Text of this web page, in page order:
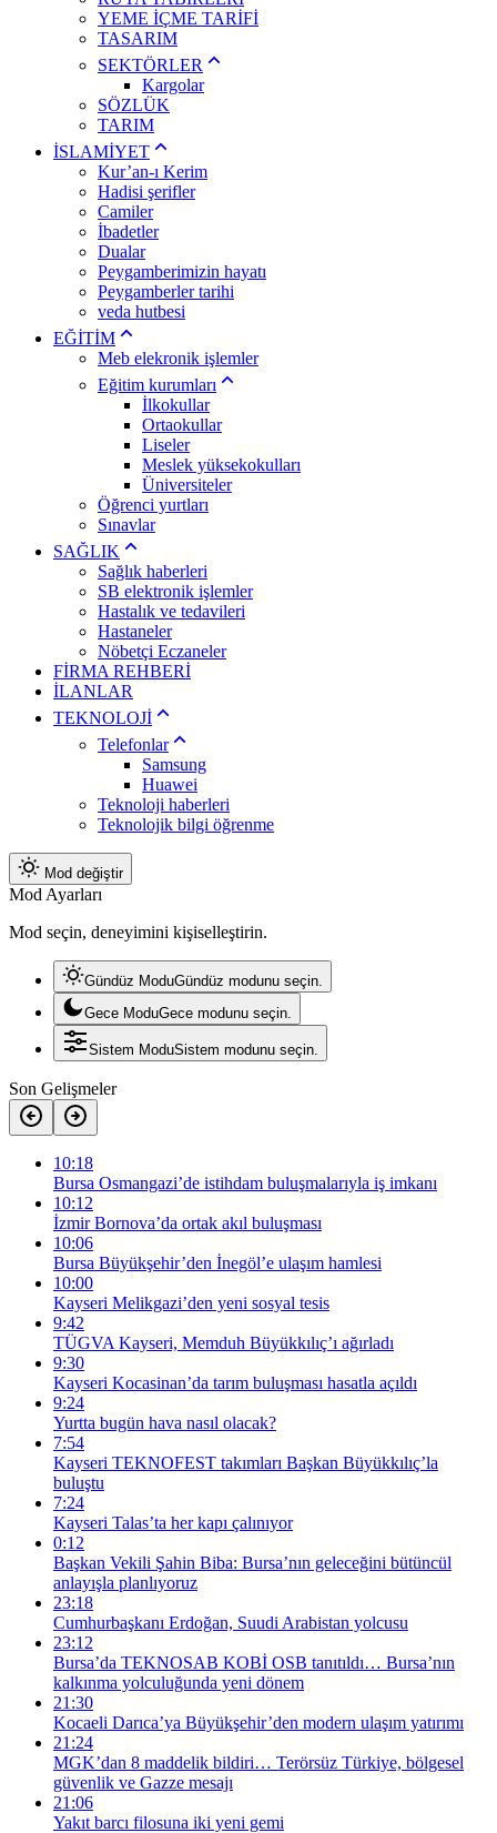
YEME İÇME TARİFİ
TASARIM
SEKTÖRLER
Kargolar
SÖZLÜK
TARIM
İSLAMİYET
Kur’an-ı Kerim
Hadisi şerifler
Camiler
İbadetler
Dualar
Peygamberimizin hayatı
Peygamberler tarihi
veda hutbesi
EĞİTİM
Meb elekronik işlemler
Eğitim kurumları
İlkokullar
Ortaokullar
Liseler
Meslek yüksekokulları
Üniversiteler
Öğrenci yurtları
Sınavlar
SAĞLIK
Sağlık haberleri
SB elektronik işlemler
Hastalık ve tedavileri
Hastaneler
Nöbetçi Eczaneler
FİRMA REHBERİ
İLANLAR
TEKNOLOJİ
Telefonlar
Samsung
Huawei
Teknoloji haberleri
Teknolojik bilgi öğrenme
Mod değiştir
Mod Ayarları
Mod seçin, deneyimini kişiselleştirin.
Gündüz ModuGündüz modunu seçin.
Gece ModuGece modunu seçin.
Sistem ModuSistem modunu seçin.
Son Gelişmeler
10:18
Bursa Osmangazi’de istihdam buluşmalarıyla iş imkanı
10:12
İzmir Bornova’da ortak akıl buluşması
10:06
Bursa Büyükşehir’den İnegöl’e ulaşım hamlesi
10:00
Kayseri Melikgazi’den yeni sosyal tesis
9:42
TÜGVA Kayseri, Memduh Büyükkılıç’ı ağırladı
9:30
Kayseri Kocasinan’da tarım buluşması hasatla açıldı
9:24
Yurtta bugün hava nasıl olacak?
7:54
Kayseri TEKNOFEST takımları Başkan Büyükkılıç’la
buluştu
7:24
Kayseri Talas’ta her kapı çalınıyor
0:12
Başkan Vekili Şahin Biba: Bursa’nın geleceğini bütüncül
anlayışla planlıyoruz
23:18
Cumhurbaşkanı Erdoğan, Suudi Arabistan yolcusu
23:12
Bursa’da TEKNOSAB KOBİ OSB tanıtıldı… Bursa’nın
kalkınma yolculuğunda yeni dönem
21:30
Kocaeli Darıca’ya Büyükşehir’den modern ulaşım yatırımı
21:24
MGK’dan 8 maddelik bildiri… Terörsüz Türkiye, bölgesel
güvenlik ve Gazze mesajı
21:06
Yakıt barcı filosuna iki yeni gemi